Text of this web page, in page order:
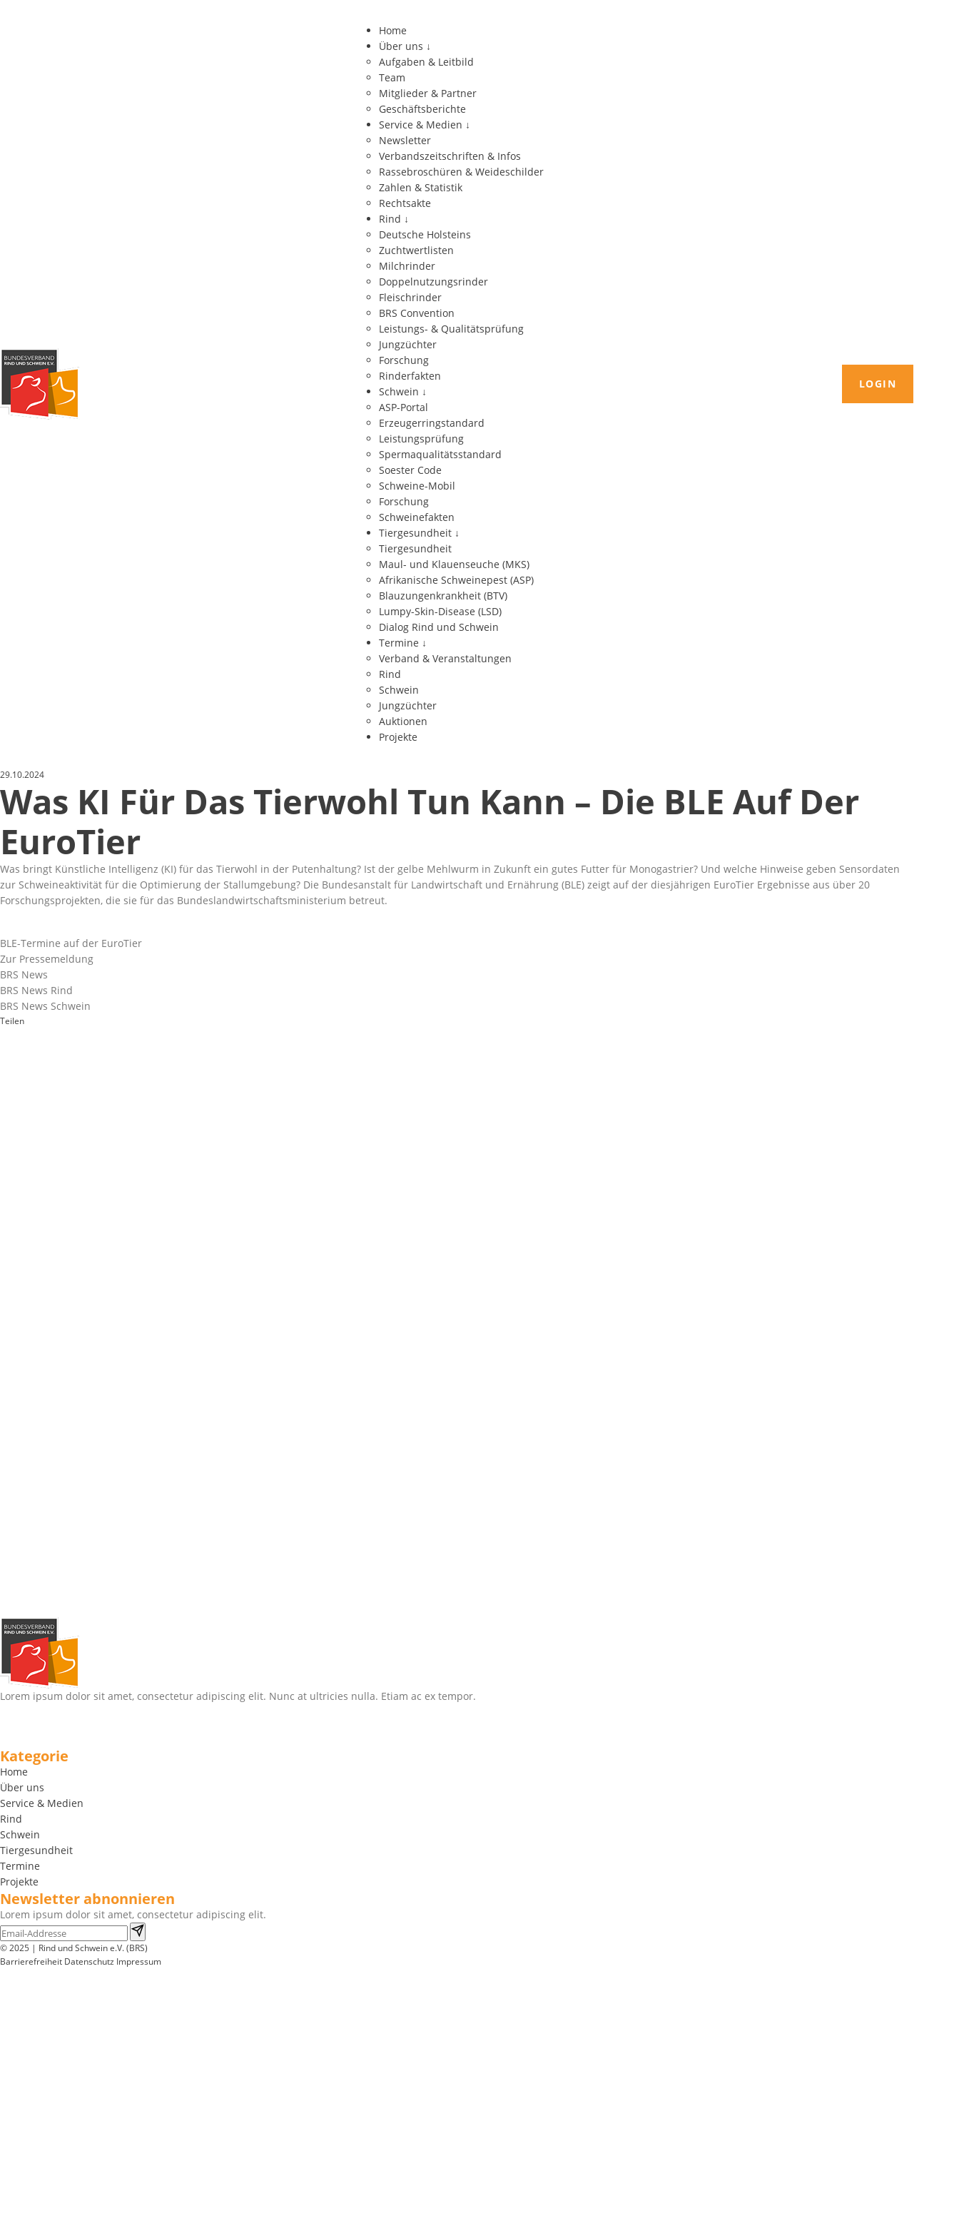
Home
Über uns ↓
Aufgaben & Leitbild
Team
Mitglieder & Partner
Geschäftsberichte
Service & Medien ↓
Newsletter
Verbandszeitschriften & Infos
Rassebroschüren & Weideschilder
Zahlen & Statistik
Rechtsakte
Rind ↓
Deutsche Holsteins
Zuchtwertlisten
Milchrinder
Doppelnutzungsrinder
Fleischrinder
BRS Convention
Leistungs- & Qualitätsprüfung
Jungzüchter
Forschung
Rinderfakten
Schwein ↓
ASP-Portal
Erzeugerringstandard
Leistungsprüfung
Spermaqualitätsstandard
Soester Code
Schweine-Mobil
Forschung
Schweinefakten
Tiergesundheit ↓
Tiergesundheit
Maul- und Klauenseuche (MKS)
Afrikanische Schweinepest (ASP)
Blauzungenkrankheit (BTV)
Lumpy-Skin-Disease (LSD)
Dialog Rind und Schwein
Termine ↓
Verband & Veranstaltungen
Rind
Schwein
Jungzüchter
Auktionen
Projekte
LOGIN
29.10.2024
Was KI Für Das Tierwohl Tun Kann – Die BLE Auf Der
EuroTier
Was bringt Künstliche Intelligenz (KI) für das Tierwohl in der Putenhaltung? Ist der gelbe Mehlwurm in Zukunft ein gutes Futter für Monogastrier? Und welche Hinweise geben Sensordaten
zur Schweineaktivität für die Optimierung der Stallumgebung? Die Bundesanstalt für Landwirtschaft und Ernährung (BLE) zeigt auf der diesjährigen EuroTier Ergebnisse aus über 20
Forschungsprojekten, die sie für das Bundeslandwirtschaftsministerium betreut.
BLE-Termine auf der EuroTier
Zur Pressemeldung
BRS News
BRS News Rind
BRS News Schwein
Teilen
Lorem ipsum dolor sit amet, consectetur adipiscing elit. Nunc at ultricies nulla. Etiam ac ex tempor.
Kategorie
Home
Über uns
Service & Medien
Rind
Schwein
Tiergesundheit
Termine
Projekte
Newsletter abnonnieren
Lorem ipsum dolor sit amet, consectetur adipiscing elit.
© 2025 | Rind und Schwein e.V. (BRS)
Barrierefreiheit Datenschutz Impressum